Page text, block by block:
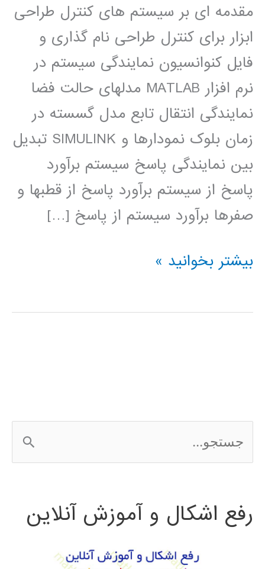
مقدمه ای بر سیستم های کنترل طراحی
ابزار برای کنترل طراحی نام گذاری و
فایل کنوانسیون نمایندگی سیستم در
نرم افزار MATLAB مدلهای حالت فضا
نمایندگی انتقال تابع مدل گسسته در
زمان بلوک نمودارها و SIMULINK تبدیل
بین نمایندگی پاسخ سیستم برآورد
پاسخ از سیستم برآورد پاسخ از قطبها و
صفرها برآورد سیستم از پاسخ […]
سیستم
کنترل
بیشتر بخوانید »
س
ج
رفع اشکال و آموزش آنلاین